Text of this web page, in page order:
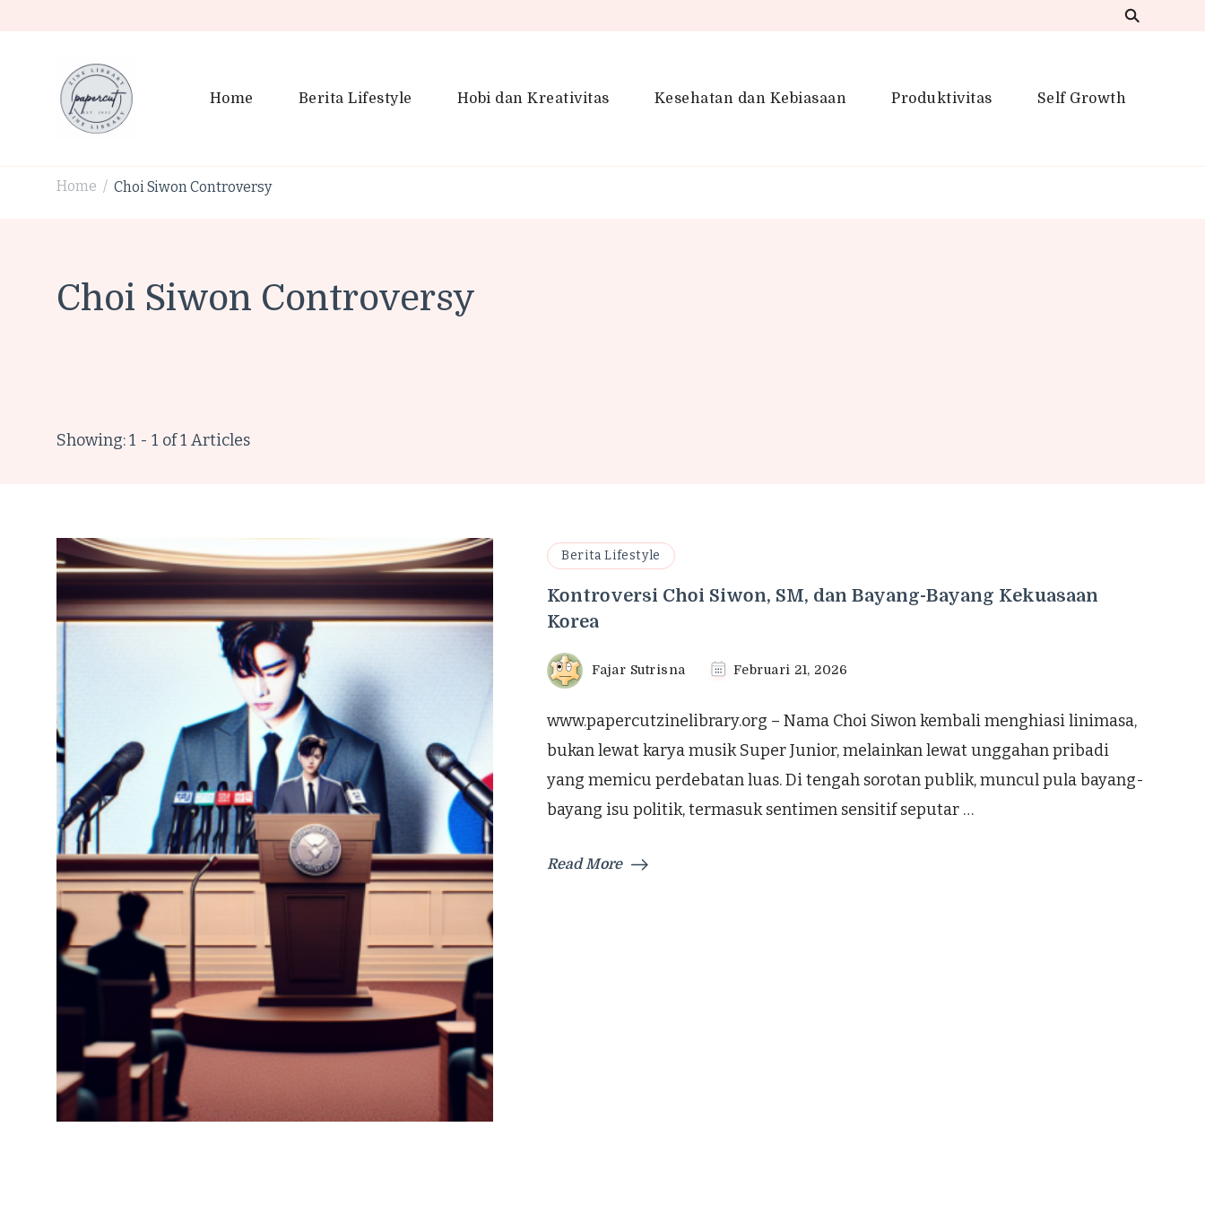
Home Berita Lifestyle Hobi dan Kreativitas Kesehatan dan Kebiasaan Produktivitas Self Growth
Home / Choi Siwon Controversy
Choi Siwon Controversy
Showing: 1 - 1 of 1 Articles
Berita Lifestyle
Kontroversi Choi Siwon, SM, dan Bayang-Bayang Kekuasaan
Korea
Fajar Sutrisna Februari 21, 2026
www.papercutzinelibrary.org – Nama Choi Siwon kembali menghiasi linimasa,
bukan lewat karya musik Super Junior, melainkan lewat unggahan pribadi
yang memicu perdebatan luas. Di tengah sorotan publik, muncul pula bayang-
bayang isu politik, termasuk sentimen sensitif seputar …
Read More